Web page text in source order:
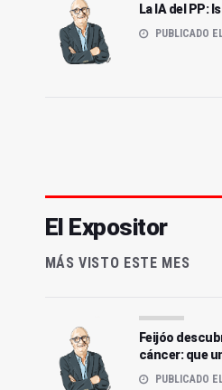
La IA del PP:
PUBLICADO
El Expositor
MÁS VISTO ESTE MES
Feijóo
cáncer: que
PUBLICADO